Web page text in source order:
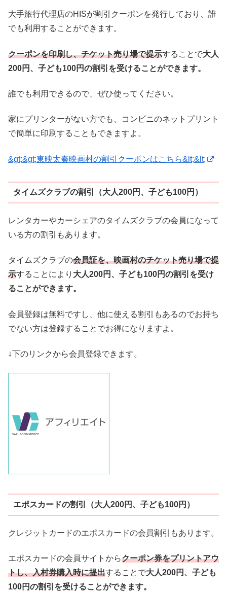
大手旅行代理店のHISが割引クーポンを発行しており、誰
でも利用することができます。
クーポンを印刷し、チケット売り場で提示することで大人
200円、子ども100円の割引を受けることができます。
誰でも利用できるので、ぜひ使ってください。
家にプリンターがない方でも、コンビニのネットプリント
で簡単に印刷することもできますよ。
&gt;&gt;東映太秦映画村の割引クーポンはこちら&lt;&lt;
タイムズクラブの割引（大人200円、子ども100円）
レンタカーやカーシェアのタイムズクラブの会員になって
いる方の割引もあります。
タイムズクラブの会員証を、映画村のチケット売り場で提
示することにより 大人200円、子ども100円の割引を受け
ることができます。
会員登録は無料ですし、他に使える割引もあるのでお持ち
でない方は登録することでお得になりますよ。
↓下のリンクから会員登録できます。
エポスカードの割引（大人200円、子ども100円）
クレジットカードのエポスカードの会員割引もあります。
エポスカードの会員サイトからクーポン券をプリントアウ
トし、入村券購入時に提出することで大人200円、子ども
100円の割引を受けることができます。